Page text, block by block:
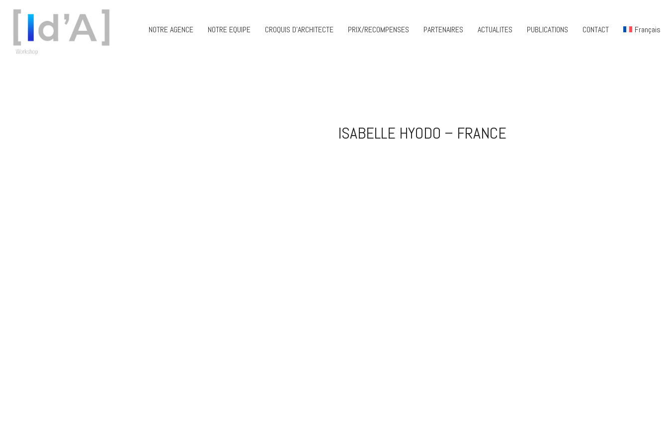
NOTRE AGENCE NOTRE EQUIPE CROQUIS D’ARCHITECTE PRIX/RECOMPENSES PARTENAIRES ACTUALITES PUBLICATIONS CONTACT Français
ISABELLE HYODO – FRANCE